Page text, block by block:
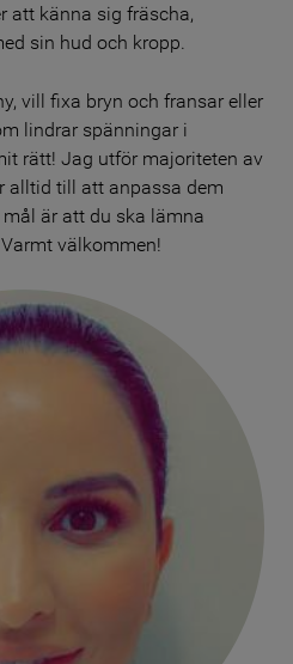
att känna sig fräscha,
sin hud och kropp.
vill fixa bryn och fransar eller
lindrar spänningar i
rätt! Jag utför majoriteten av
alltid till att anpassa dem
är att du ska lämna
välkommen!